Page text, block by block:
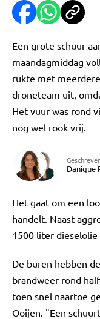
Een grote schuur
maandagmiddag
rukte met
droneteam uit,
Het vuur was rond
nog wel rook vrij.
Danique
Het gaat om een
handelt. Naast
1500 liter dieselolie
De buren hebben
brandweer rond
toen snel naartoe
Ooijen. "Een